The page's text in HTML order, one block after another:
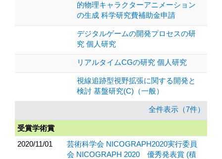
的物理キャラクターアニメーション
の生成 科学研究費補助金申請
デジタルゲームの開発プロセスの研
究 個人研究
リアルタイムCGの研究 個人研究
視線追跡型視野拡張に関する開発と
検討 基盤研究(C)（一般）
全件表示（7件）
受賞学術賞
2020/11/01
芸術科学会 NICOGRAPH2020実行委員
会 NICOGRAPH 2020 優秀発表賞 (積